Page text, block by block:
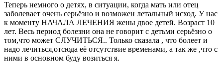
Теперь немного о детях, в ситуации, когда мать или отец
заболевает очень серьёзно и возможен летальный исход. У нас
к моменту НАЧАЛА ЛЕЧЕНИЯ жены двое детей. Возраст 10
лет. Весь период болезни она не говорит с детьми серьёзно о
том,что может СЛУЧИТЬСЯ.. Только сказала , что болеет и
надо лечиться,отсюда её отсутствие временами, а так же ,что с
ними в основном буду возиться я.